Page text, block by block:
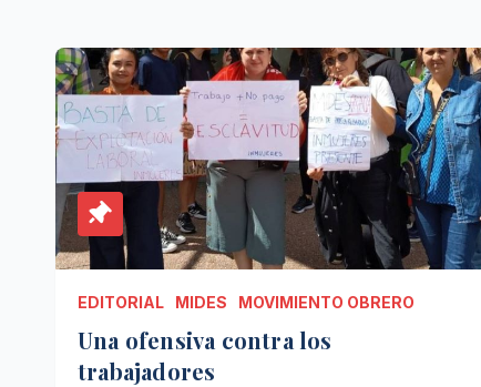
EDITORIAL MIDES MOVIMIENTO OBRERO
Una ofensiva contra los
trabajadores